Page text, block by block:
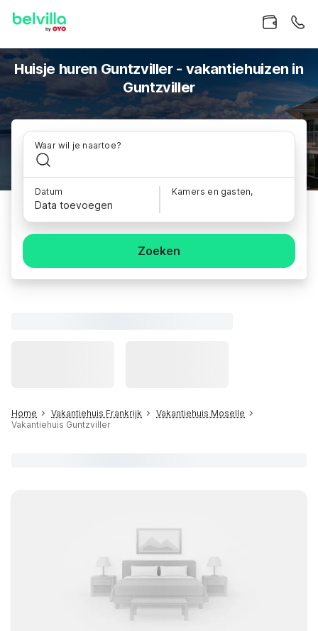
Huisje huren Guntzviller - vakantiehuizen in
Guntzviller
Waar wil je naartoe?
Datum
Data toevoegen
Kamers en gasten,
Zoeken
Home Vakantiehuis Frankrijk
Vakantiehuis Moselle
Vakantiehuis Guntzviller